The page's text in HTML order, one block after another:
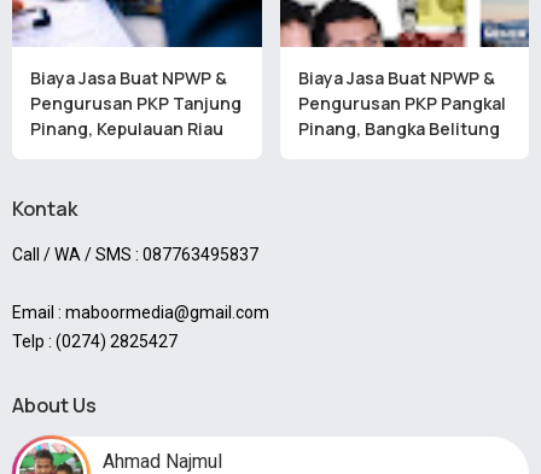
Biaya Jasa Buat NPWP &
Pengurusan PKP Tanjung
Pinang, Kepulauan Riau
Biaya Jasa Buat NPWP &
Pengurusan PKP Pangkal
Pinang, Bangka Belitung
Kontak
Call / WA / SMS : 087763495837
Email : maboormedia@gmail.com
Telp : (0274) 2825427
About Us
Ahmad Najmul